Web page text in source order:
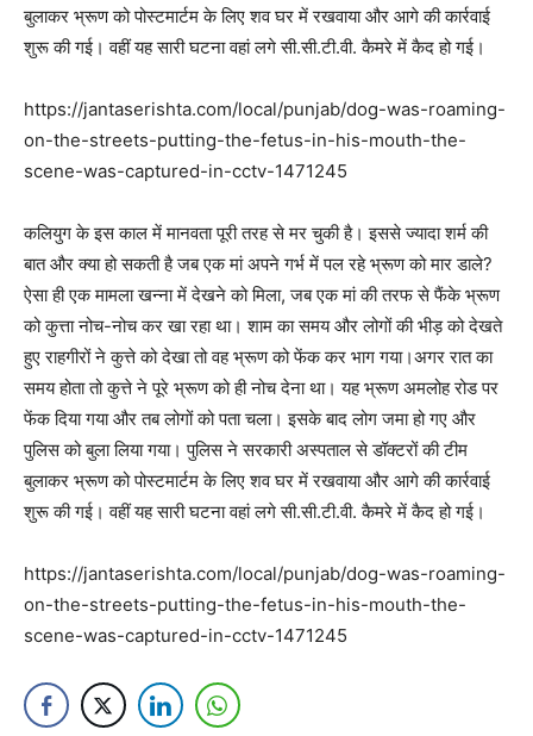
बुलाकर भ्रूण को पोस्टमार्टम के लिए शव घर में रखवाया और आगे की कार्रवाई
शुरू की गई। वहीं यह सारी घटना वहां लगे सी.सी.टी.वी. कैमरे में कैद हो गई।
https://jantaserishta.com/local/punjab/dog-was-roaming-
on-the-streets-putting-the-fetus-in-his-mouth-the-
scene-was-captured-in-cctv-1471245
कलियुग के इस काल में मानवता पूरी तरह से मर चुकी है। इससे ज्यादा शर्म की
बात और क्या हो सकती है जब एक मां अपने गर्भ में पल रहे भ्रूण को मार डाले?
ऐसा ही एक मामला खन्ना में देखने को मिला, जब एक मां की तरफ से फैंके भ्रूण
को कुत्ता नोच-नोच कर खा रहा था। शाम का समय और लोगों की भीड़ को देखते
हुए राहगीरों ने कुत्ते को देखा तो वह भ्रूण को फेंक कर भाग गया।अगर रात का
समय होता तो कुत्ते ने पूरे भ्रूण को ही नोच देना था। यह भ्रूण अमलोह रोड पर
फेंक दिया गया और तब लोगों को पता चला। इसके बाद लोग जमा हो गए और
पुलिस को बुला लिया गया। पुलिस ने सरकारी अस्पताल से डॉक्टरों की टीम
बुलाकर भ्रूण को पोस्टमार्टम के लिए शव घर में रखवाया और आगे की कार्रवाई
शुरू की गई। वहीं यह सारी घटना वहां लगे सी.सी.टी.वी. कैमरे में कैद हो गई।
https://jantaserishta.com/local/punjab/dog-was-roaming-
on-the-streets-putting-the-fetus-in-his-mouth-the-
scene-was-captured-in-cctv-1471245